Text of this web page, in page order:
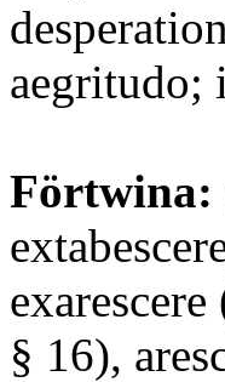
aegritudo;
Förtwina:
§ 16),